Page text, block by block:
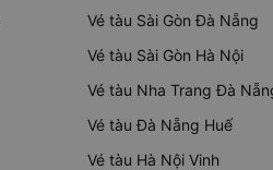
Vé tàu Sài Gòn Đà Nẵng
Vé tàu Sài Gòn Hà Nội
Vé tàu Nha Trang Đà
Vé tàu Đà Nẵng Huế
Vé tàu Hà Nội Vinh